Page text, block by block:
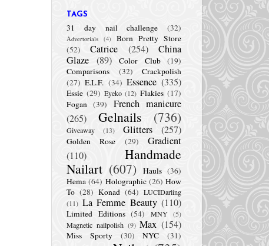
TAGS
31 day nail challenge (32)
Advertorials (4)
Born Pretty Store
(52)
Catrice (254)
China
Glaze (89) Color Club
(19)
Comparisons
(32)
Crackpolish
(27) E.L.F. (34) Essence (335)
Essie (29) Eyeko (12) Flakies (17)
Fogan (39)
French manicure
(265)
Gelnails (736)
Giveaway (13) Glitters (257)
Golden Rose (29)
Gradient
(110)
Handmade
Nailart (607) Hauls (36)
Hema (64) Holographic (26) How
To (28) Konad (64) LUCIDarling
(11) La Femme Beauty (110)
Limited Editions (54) MNY (5)
Magnetic nailpolish (9) Max (154)
Miss Sporty (30) NYC (31)